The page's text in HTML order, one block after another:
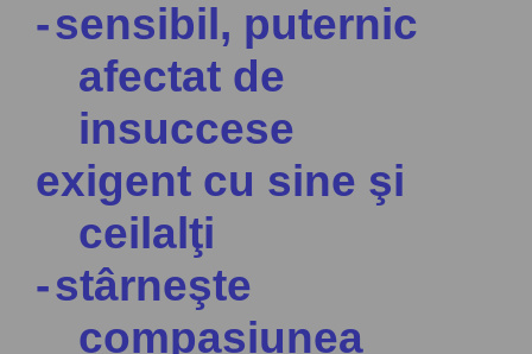
-sensibil, puternic
afectat de
insuccese
exigent cu sine şi
ceilalţi
-stârneşte
compasiunea